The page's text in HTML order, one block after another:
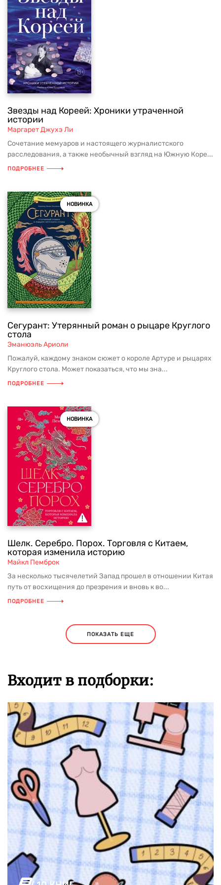
Звезды над Кореей: Хроники утраченной
истории
Маргарет Джухэ Ли
Сочетание мемуаров и настоящего журналистского
расследования, а также необычный взгляд на Южную Коре...
ПОДРОБНЕЕ
НОВИНКА
Сегурант: Утерянный роман о рыцаре Круглого
стола
Эманюэль Ариоли
Пожалуй, каждому знаком сюжет о короле Артуре и рыцарях
Круглого стола. Может показаться, что мы зна...
ПОДРОБНЕЕ
НОВИНКА
Шелк. Серебро. Порох. Торговля с Китаем,
которая изменила историю
Майкл Пемброк
За несколько тысячелетий Запад прошел в отношении Китая
путь от восхищения до презрения и вновь к во...
ПОДРОБНЕЕ
ПОКАЗАТЬ ЕЩЕ
Входит в подборки: